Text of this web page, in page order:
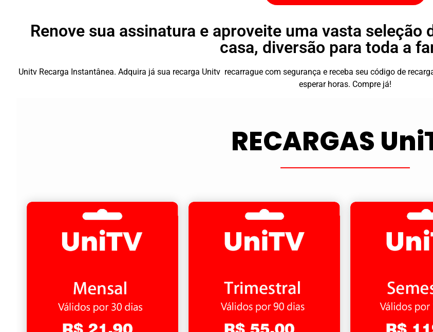
Renove sua assinatura e aproveite uma vasta
casa, diversão para toda a
Unitv Recarga Instantânea. Adquira já sua recarga Unitv recarrague com segurança e receba seu código de
esperar horas. Compre já!
RECARGAS